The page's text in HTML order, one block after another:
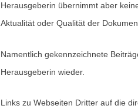
Herausgeberin übernimmt aber
Aktualität oder Qualität der
Namentlich gekennzeichnete
Herausgeberin wieder.
Links zu Webseiten Dritter auf die